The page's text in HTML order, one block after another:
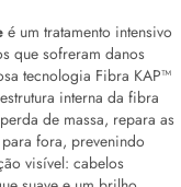
é um tratamento intensivo
que sofreram danos
tecnologia Fibra KAP™
interna da fibra
de massa, repara as
fora, prevenindo
visível: cabelos